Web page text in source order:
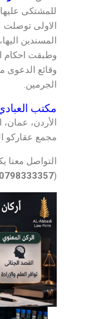
للمشتكى
الاولى توصلت
المسندين
وطبقت احكام
وقائع الدعوى
الجرمين.
مكتب
الأردن،
مجمع عقاركو
التواصل معنا
(
0798333357